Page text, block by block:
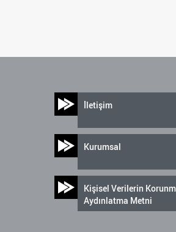
İletişim
Kurumsal
Kişisel Verilerin
Aydınlatma Metni